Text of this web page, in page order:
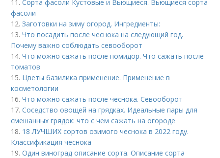
11.Сорта фасоли Кустовые и Вьющиеся. Вьющиеся сорта
фасоли
12.Заготовки на зиму огород. Ингредиенты:
13.Что посадить после чеснока на следующий год.
Почему важно соблюдать севооборот
14.Что можно сажать после помидор. Что сажать после
томатов
15. Цветы базилика применение. Применение в
косметологии
16.Что можно сажать после чеснока. Севооборот
17.Соседство овощей на грядках. Идеальные пары для
смешанных грядок: что с чем сажать на огороде
18. 18 ЛУЧШИХ сортов озимого чеснока в 2022 году.
Классификация чеснока
19.Один виноград описание сорта. Описание сорта